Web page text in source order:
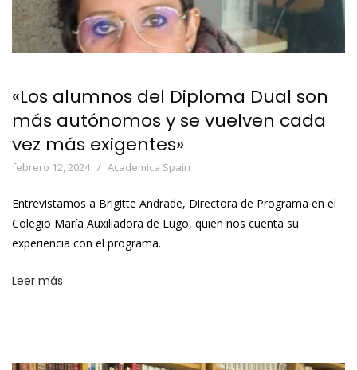
«Los alumnos del Diploma Dual son
más autónomos y se vuelven cada
vez más exigentes»
febrero 12, 2024 Academica Spain
Entrevistamos a Brigitte Andrade, Directora de Programa en el
Colegio María Auxiliadora de Lugo, quien nos cuenta su
experiencia con el programa.
Leer más